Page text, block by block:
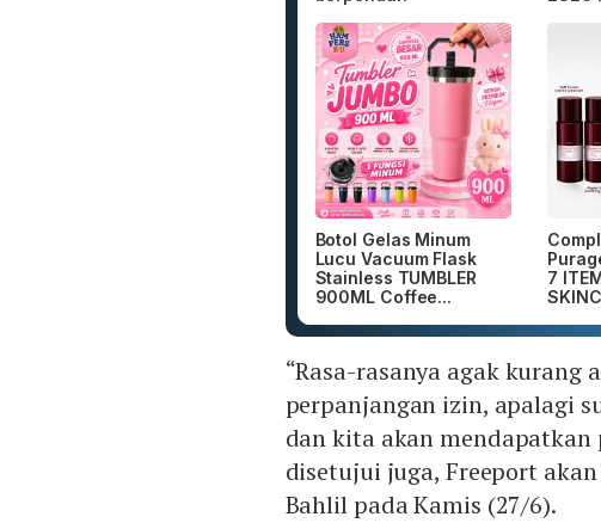
Botol Gelas Minum
Lucu Vacuum Flask
Stainless TUMBLER
900ML Coffee...
7
“Rasa-rasanya agak
perpanjangan izin, apalagi
dan kita akan mendapatkan
disetujui juga, Freeport
Bahlil pada Kamis (27/6).